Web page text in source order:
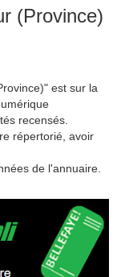
(Province)
est sur la
recensés.
répertorié, avoir
de l'annuaire.